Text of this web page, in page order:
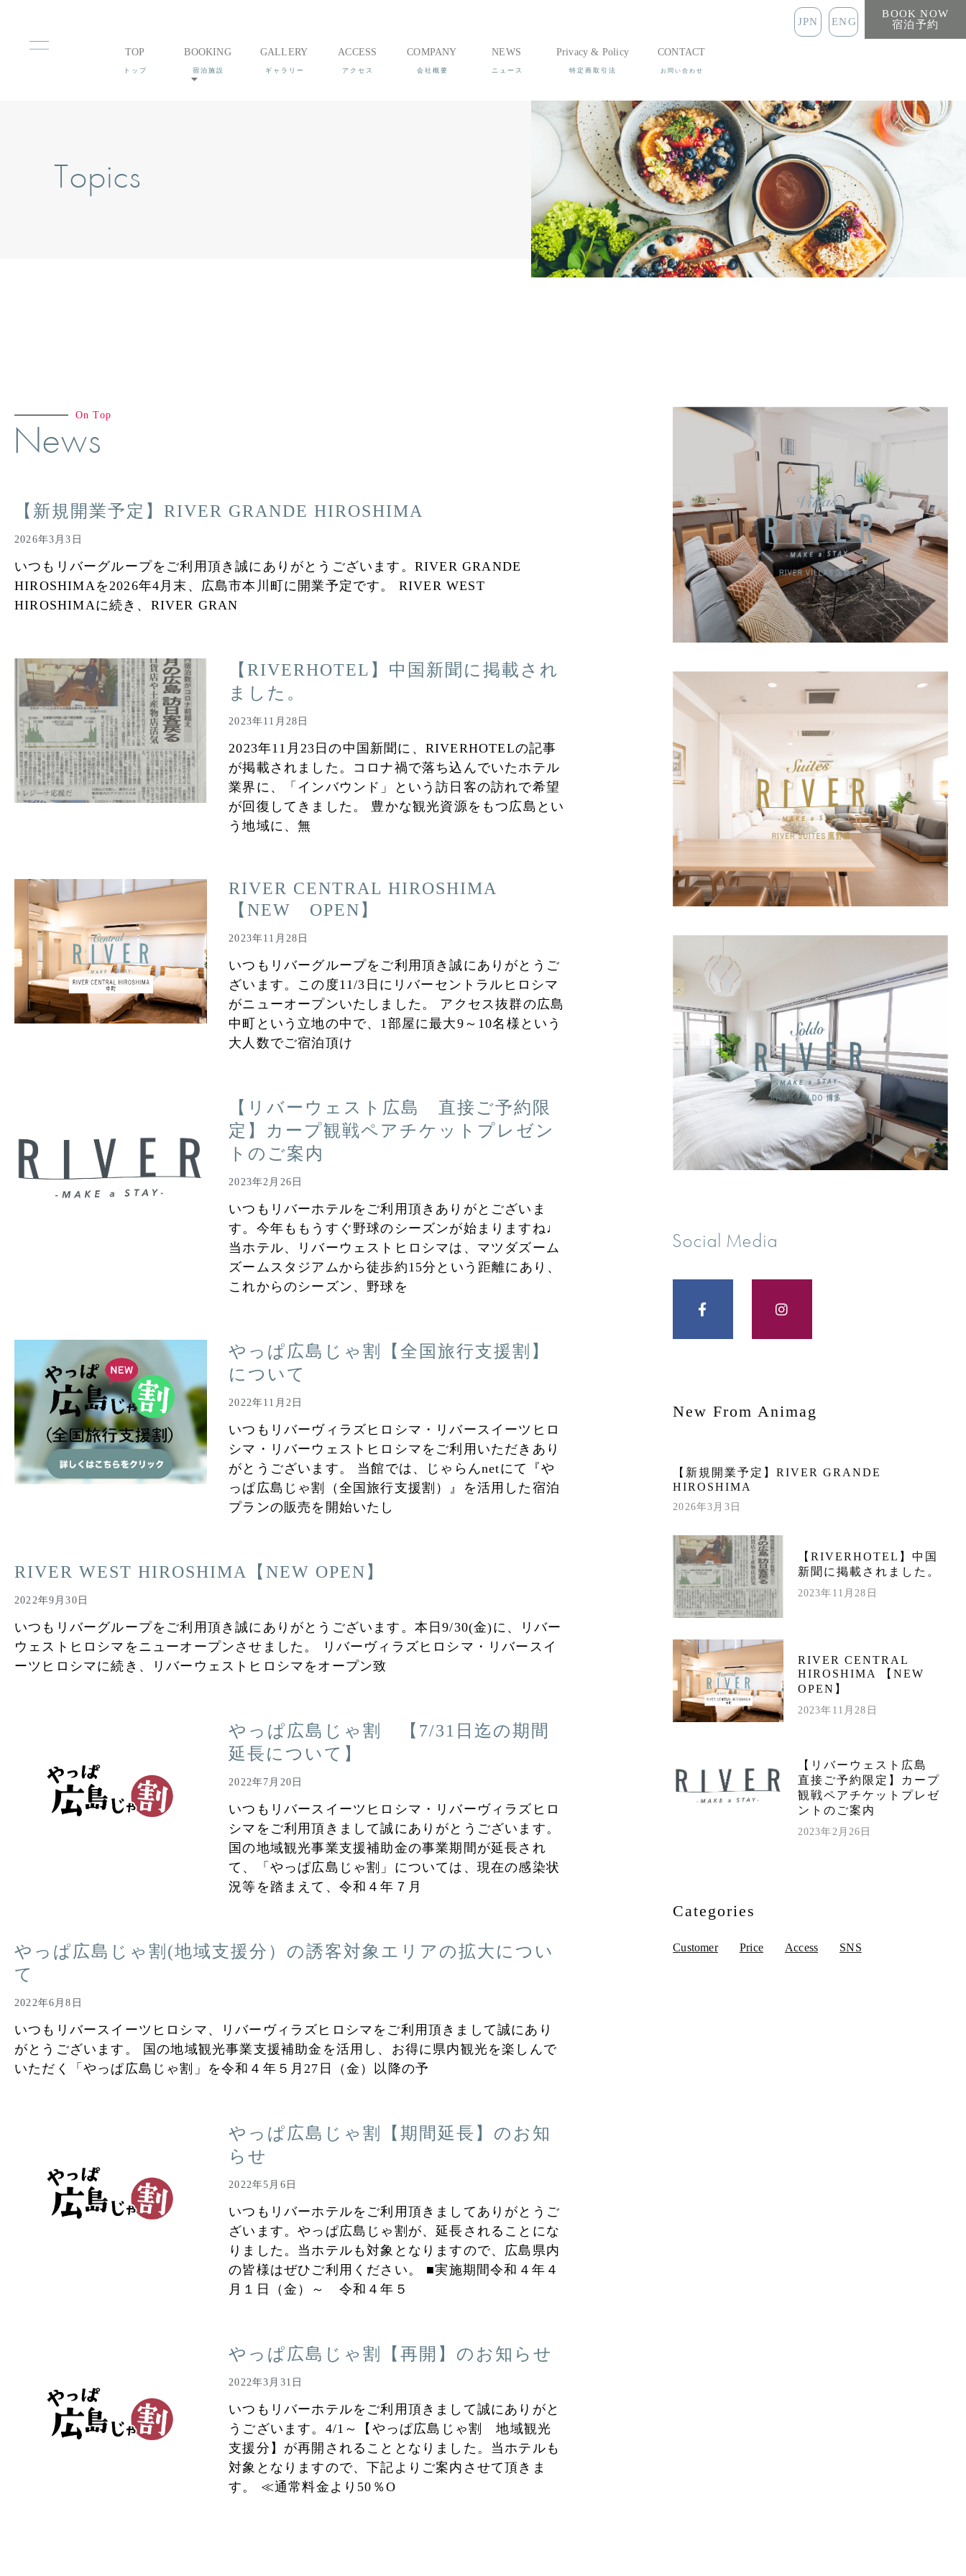
JPN ENG
BOOK NOW
宿泊予約
TOP BOOKING GALLERY ACCESS COMPANY NEWS Privacy & Policy CONTACT
Topics
On Top
News
【新規開業予定】RIVER GRANDE HIROSHIMA
2026年3月3日
いつもリバーグループをご利用頂き誠にありがとうございます。RIVER GRANDE
HIROSHIMAを2026年4月末、広島市本川町に開業予定です。 RIVER WEST
HIROSHIMAに続き、RIVER GRAN
【RIVERHOTEL】中国新聞に掲載され
ました。
2023年11月28日
2023年11月23日の中国新聞に、RIVERHOTELの記事
が掲載されました。コロナ禍で落ち込んでいたホテル
業界に、「インバウンド」という訪日客の訪れで希望
が回復してきました。 豊かな観光資源をもつ広島とい
う地域に、無
RIVER CENTRAL HIROSHIMA
【NEW OPEN】
2023年11月28日
いつもリバーグループをご利用頂き誠にありがとうご
ざいます。この度11/3日にリバーセントラルヒロシマ
がニューオープンいたしました。 アクセス抜群の広島
中町という立地の中で、1部屋に最大9～10名様という
大人数でご宿泊頂け
【リバーウェスト広島 直接ご予約限
定】カープ観戦ペアチケットプレゼン
トのご案内
2023年2月26日
いつもリバーホテルをご利用頂きありがとございま
す。今年ももうすぐ野球のシーズンが始まりますね♩
当ホテル、リバーウェストヒロシマは、マツダズーム
ズームスタジアムから徒歩約15分という距離にあり、
これからのシーズン、野球を
やっぱ広島じゃ割【全国旅行支援割】
について
2022年11月2日
いつもリバーヴィラズヒロシマ・リバースイーツヒロ
シマ・リバーウェストヒロシマをご利用いただきあり
がとうございます。 当館では、じゃらんnetにて『や
っぱ広島じゃ割（全国旅行支援割）』を活用した宿泊
プランの販売を開始いたし
RIVER WEST HIROSHIMA【NEW OPEN】
2022年9月30日
いつもリバーグループをご利用頂き誠にありがとうございます。本日9/30(金)に、リバー
ウェストヒロシマをニューオープンさせました。 リバーヴィラズヒロシマ・リバースイ
ーツヒロシマに続き、リバーウェストヒロシマをオープン致
やっぱ広島じゃ割 【7/31日迄の期間
延長について】
2022年7月20日
いつもリバースイーツヒロシマ・リバーヴィラズヒロ
シマをご利用頂きまして誠にありがとうございます。
国の地域観光事業支援補助金の事業期間が延長され
て、「やっぱ広島じゃ割」については、現在の感染状
況等を踏まえて、令和４年７月
やっぱ広島じゃ割(地域支援分）の誘客対象エリアの拡大につい
て
2022年6月8日
いつもリバースイーツヒロシマ、リバーヴィラズヒロシマをご利用頂きまして誠にあり
がとうございます。 国の地域観光事業支援補助金を活用し、お得に県内観光を楽しんで
いただく「やっぱ広島じゃ割」を令和４年５月27日（金）以降の予
やっぱ広島じゃ割【期間延長】のお知
らせ
2022年5月6日
いつもリバーホテルをご利用頂きましてありがとうご
ざいます。やっぱ広島じゃ割が、延長されることにな
りました。当ホテルも対象となりますので、広島県内
の皆様はぜひご利用ください。 ■実施期間令和４年４
月１日（金）～ 令和４年５
やっぱ広島じゃ割【再開】のお知らせ
2022年3月31日
いつもリバーホテルをご利用頂きまして誠にありがと
うございます。4/1～【やっぱ広島じゃ割 地域観光
支援分】が再開されることとなりました。当ホテルも
対象となりますので、下記よりご案内させて頂きま
す。 ≪通常料金より50％O
Social Media
New From Animag
【新規開業予定】RIVER GRANDE
HIROSHIMA
2026年3月3日
【RIVERHOTEL】中国
新聞に掲載されました。
2023年11月28日
RIVER CENTRAL
HIROSHIMA 【NEW
OPEN】
2023年11月28日
【リバーウェスト広島
直接ご予約限定】カープ
観戦ペアチケットプレゼ
ントのご案内
2023年2月26日
Categories
Customer Price Access SNS